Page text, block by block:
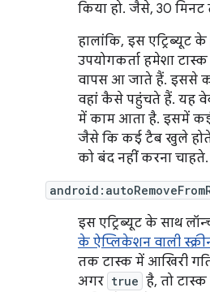
किया हो. जैसे, 30
हालांकि, इस एट्रिब्यूट के
उपयोगकर्ता हमेशा
वापस आ जाते हैं. इससे
वहां कैसे पहुंचते हैं. यह
में काम आता है. इसमें कई
जैसे कि कई टैब खुले होते
को बंद नहीं करना चाहते.
इस एट्रिब्यूट के साथ
के ऐप्लिकेशन वाली
तक टास्क में आखिरी
अगर true है, तो